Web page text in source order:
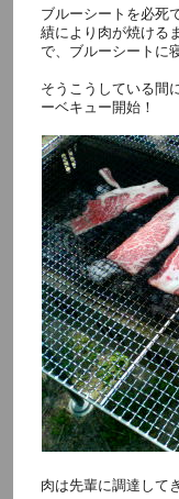
ブルーシートを必死
績により肉が焼ける
で、ブルーシートに
そうこうしている間
ーベキュー開始！
肉は先輩に調達して